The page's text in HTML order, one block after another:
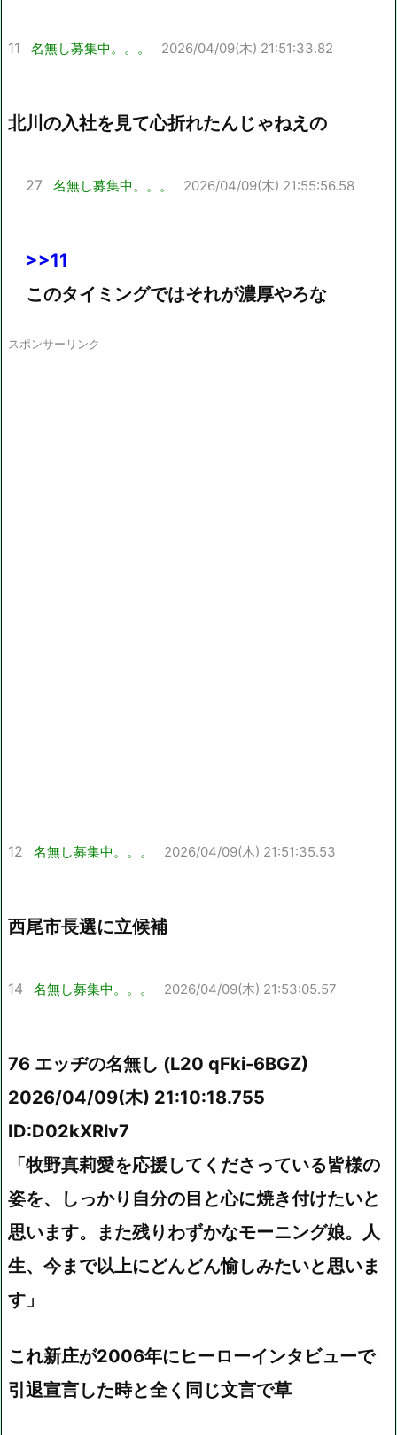
11 名無し募集中。。。 2026/04/09(木) 21:51:33.82
北川の入社を見て心折れたんじゃねえの
27 名無し募集中。。。 2026/04/09(木) 21:55:56.58
>>11
このタイミングではそれが濃厚やろな
スポンサーリンク
12 名無し募集中。。。 2026/04/09(木) 21:51:35.53
西尾市長選に立候補
14 名無し募集中。。。 2026/04/09(木) 21:53:05.57
76 エッヂの名無し (L20 qFki-6BGZ)
2026/04/09(木) 21:10:18.755
ID:D02kXRlv7
「牧野真莉愛を応援してくださっている皆様の
姿を、しっかり自分の目と心に焼き付けたいと
思います。また残りわずかなモーニング娘。人
生、今まで以上にどんどん愉しみたいと思いま
す」
これ新庄が2006年にヒーローインタビューで
引退宣言した時と全く同じ文言で草